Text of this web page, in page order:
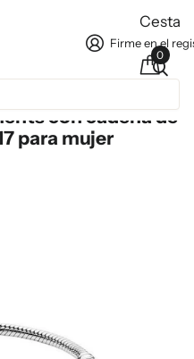
Firme en el
Cesta
0
automáticamente.
con cadena de
para mujer